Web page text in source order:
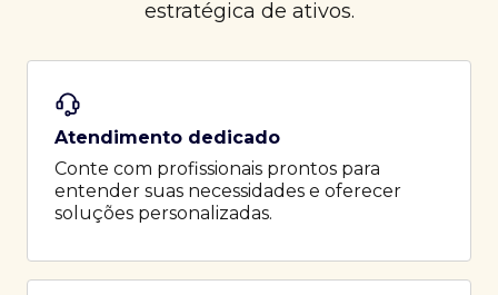
estratégica de ativos.
Atendimento dedicado
Conte com profissionais prontos para
entender suas necessidades e oferecer
soluções personalizadas.